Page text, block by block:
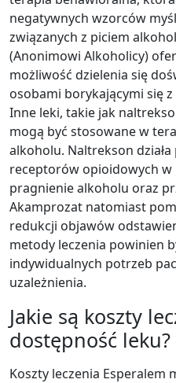
negatywnych wzorców
związanych z piciem
(Anonimowi Alkoholicy)
możliwość dzielenia się
osobami borykającymi się
Inne leki, takie jak
mogą być stosowane w
alkoholu. Naltrekson
receptorów opioidowych w
pragnienie alkoholu oraz
Akamprozat natomiast
redukcji objawów
metody leczenia powinien
indywidualnych potrzeb
uzależnienia.
Jakie są koszty
dostępność leku?
Koszty leczenia Esperalem